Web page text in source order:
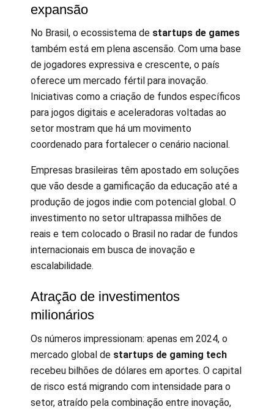
expansão
No Brasil, o ecossistema de startups de games
também está em plena ascensão. Com uma base
de jogadores expressiva e crescente, o país
oferece um mercado fértil para inovação.
Iniciativas como a criação de fundos específicos
para jogos digitais e aceleradoras voltadas ao
setor mostram que há um movimento
coordenado para fortalecer o cenário nacional.
Empresas brasileiras têm apostado em soluções
que vão desde a gamificação da educação até a
produção de jogos indie com potencial global. O
investimento no setor ultrapassa milhões de
reais e tem colocado o Brasil no radar de fundos
internacionais em busca de inovação e
escalabilidade.
Atração de investimentos
milionários
Os números impressionam: apenas em 2024, o
mercado global de startups de gaming tech
recebeu bilhões de dólares em aportes. O capital
de risco está migrando com intensidade para o
setor, atraído pela combinação entre inovação,